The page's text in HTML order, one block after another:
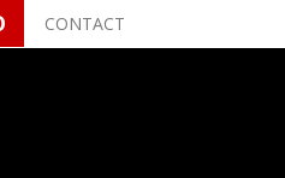
CONTACT